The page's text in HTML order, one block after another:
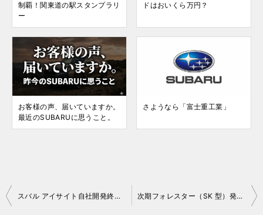
制覇！関東道の駅スタンプラリ
ー
ドはおいくら万円？
お客様の声、届いていますか。
最近のSUBARUに思うこと。
さようなら「富士重工業」
投
スバル アイサイト自社開発終了か？ 次期フォレスター（SK 型）発売が前倒し？